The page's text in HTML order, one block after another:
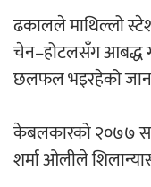
ढकालले माथिल्लो
चेन–होटलसँग आबद्ध
छलफल भइरहेको
केबलकारको २०७७
शर्मा ओलीले